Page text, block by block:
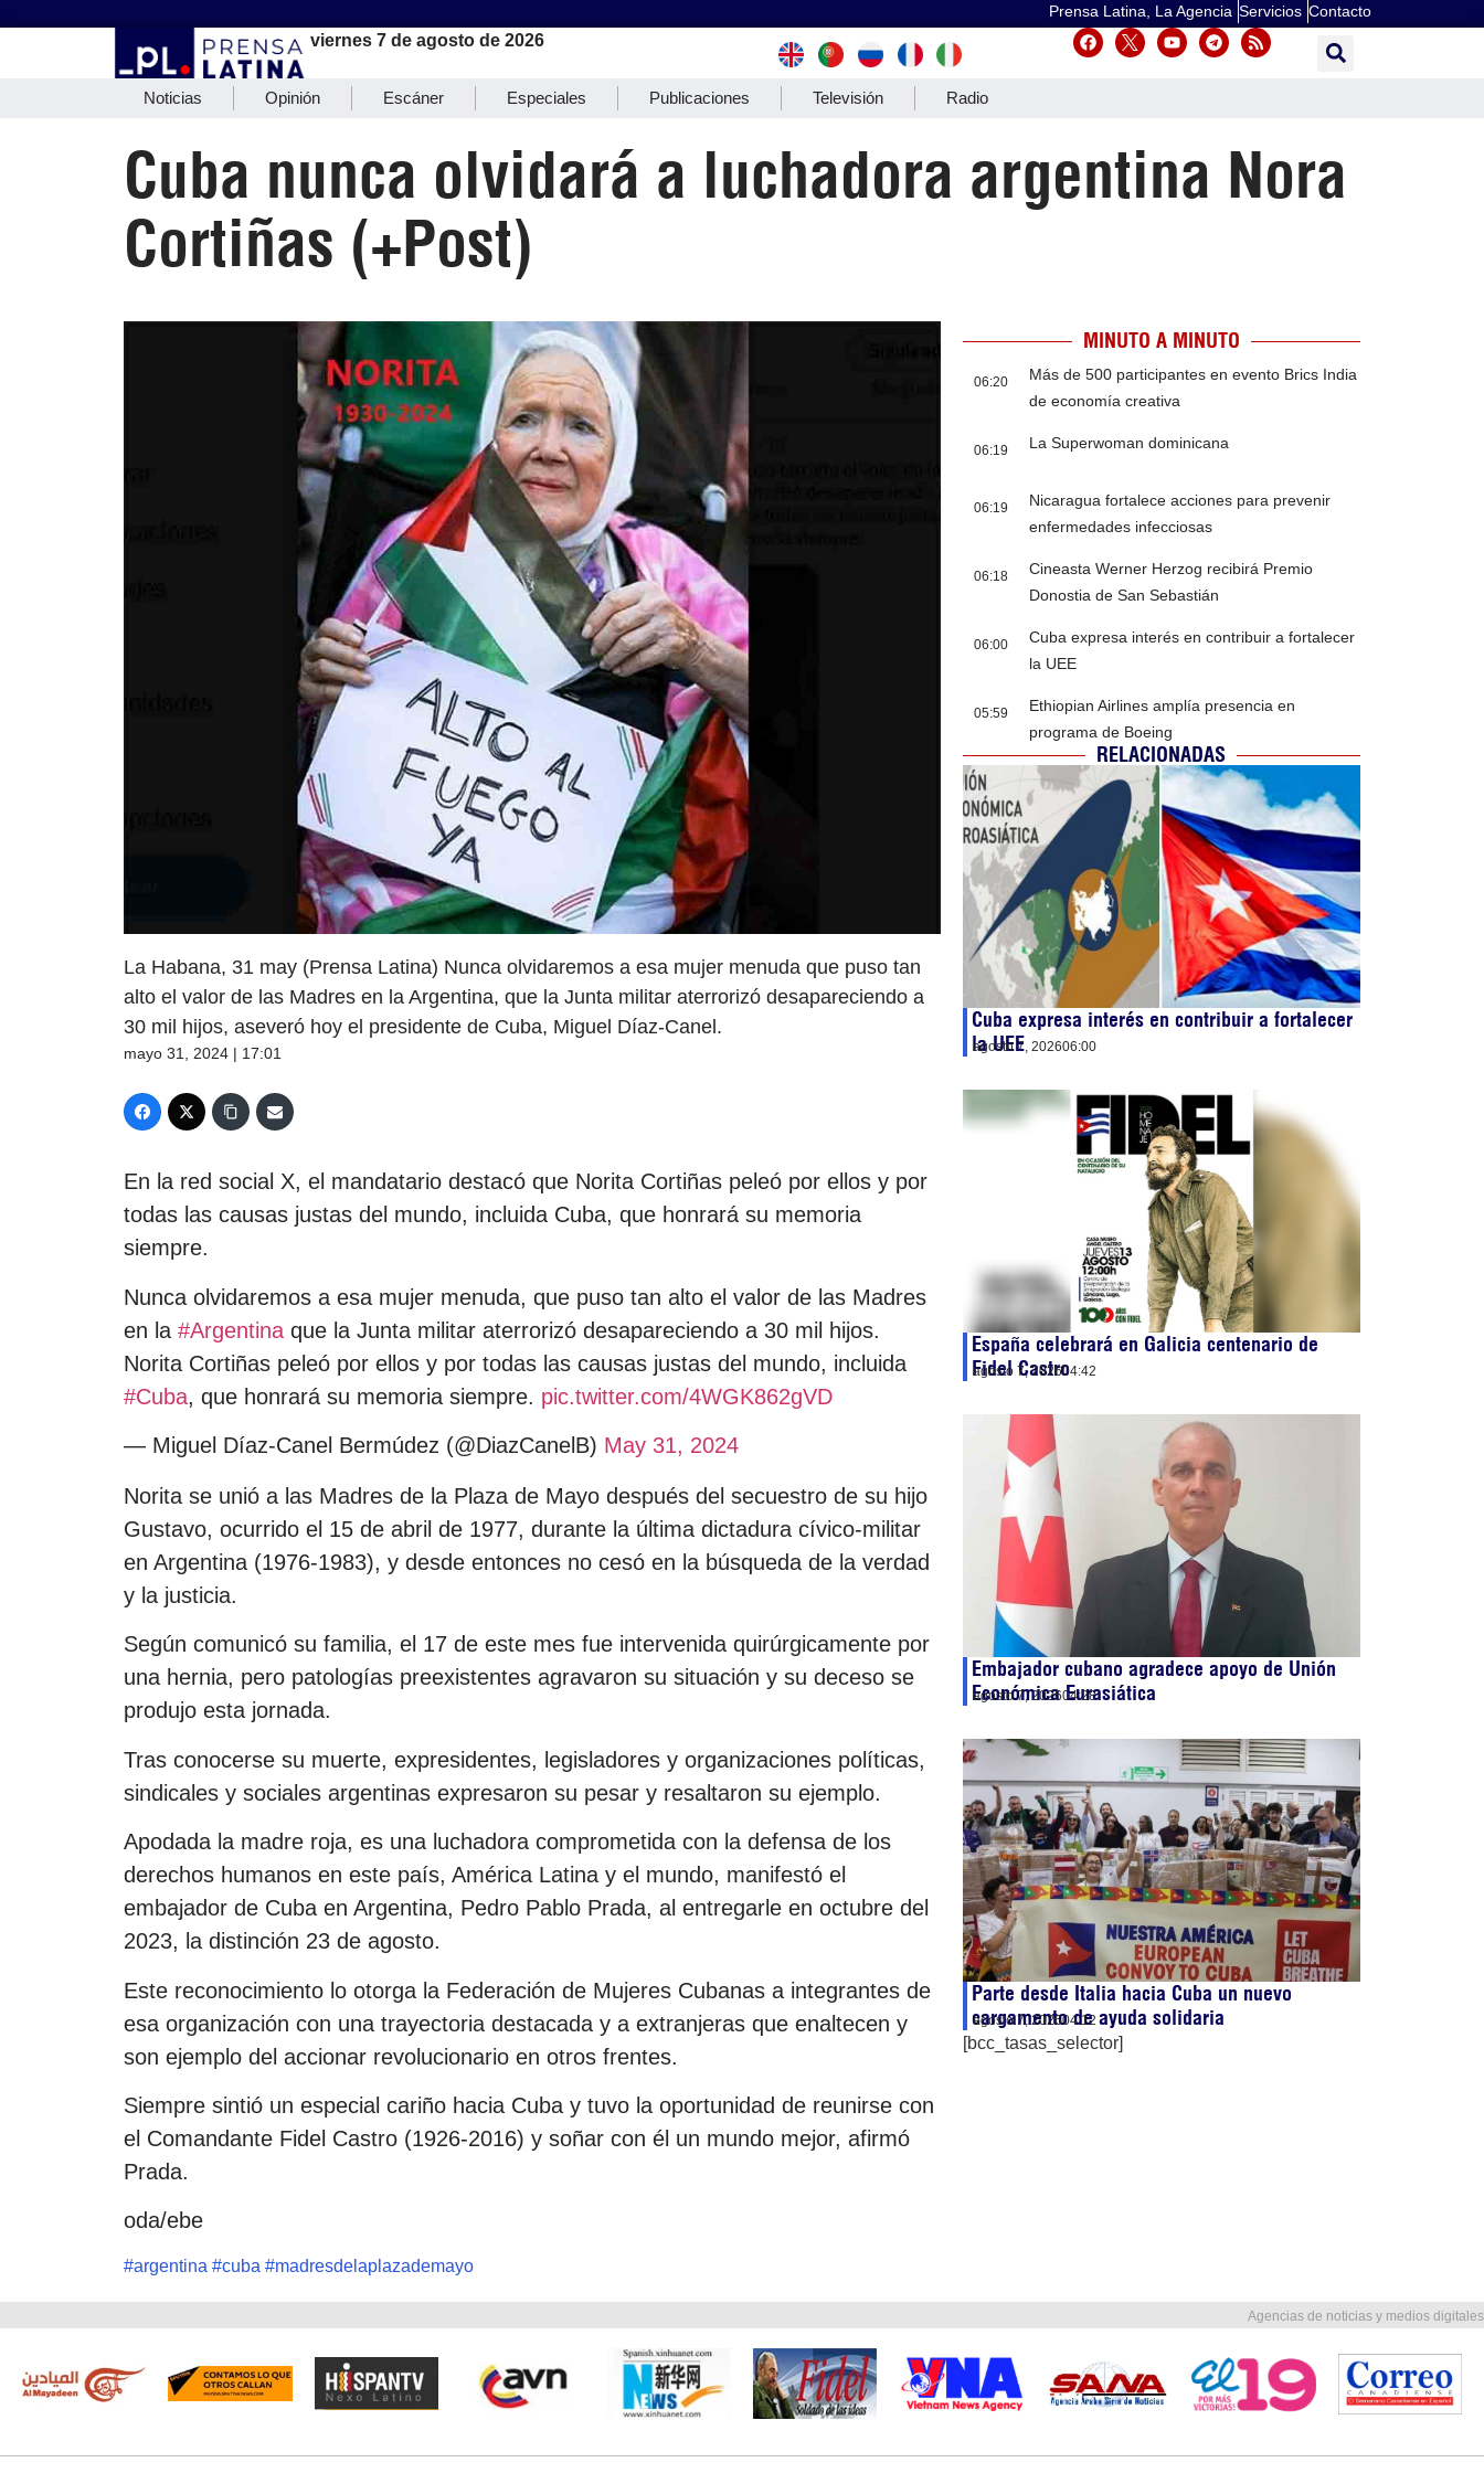
Prensa Latina, La Agencia Servicios Contacto
viernes 7 de agosto de 2026
Noticias Opinión Escáner Especiales Publicaciones Televisión Radio
Cuba nunca olvidará a luchadora argentina Nora
Cortiñas (+Post)
La Habana, 31 may (Prensa Latina) Nunca olvidaremos a esa mujer menuda que puso tan
alto el valor de las Madres en la Argentina, que la Junta militar aterrorizó desapareciendo a
30 mil hijos, aseveró hoy el presidente de Cuba, Miguel Díaz-Canel.
mayo 31, 2024 | 17:01
En la red social X, el mandatario destacó que Norita Cortiñas peleó por ellos y por
todas las causas justas del mundo, incluida Cuba, que honrará su memoria
siempre.
Nunca olvidaremos a esa mujer menuda, que puso tan alto el valor de las Madres
en la #Argentina que la Junta militar aterrorizó desapareciendo a 30 mil hijos.
Norita Cortiñas peleó por ellos y por todas las causas justas del mundo, incluida
#Cuba, que honrará su memoria siempre. pic.twitter.com/4WGK862gVD
— Miguel Díaz-Canel Bermúdez (@DiazCanelB) May 31, 2024
Norita se unió a las Madres de la Plaza de Mayo después del secuestro de su hijo
Gustavo, ocurrido el 15 de abril de 1977, durante la última dictadura cívico-militar
en Argentina (1976-1983), y desde entonces no cesó en la búsqueda de la verdad
y la justicia.
Según comunicó su familia, el 17 de este mes fue intervenida quirúrgicamente por
una hernia, pero patologías preexistentes agravaron su situación y su deceso se
produjo esta jornada.
Tras conocerse su muerte, expresidentes, legisladores y organizaciones políticas,
sindicales y sociales argentinas expresaron su pesar y resaltaron su ejemplo.
Apodada la madre roja, es una luchadora comprometida con la defensa de los
derechos humanos en este país, América Latina y el mundo, manifestó el
embajador de Cuba en Argentina, Pedro Pablo Prada, al entregarle en octubre del
2023, la distinción 23 de agosto.
Este reconocimiento lo otorga la Federación de Mujeres Cubanas a integrantes de
esa organización con una trayectoria destacada y a extranjeras que enaltecen y
son ejemplo del accionar revolucionario en otros frentes.
Siempre sintió un especial cariño hacia Cuba y tuvo la oportunidad de reunirse con
el Comandante Fidel Castro (1926-2016) y soñar con él un mundo mejor, afirmó
Prada.
oda/ebe
#argentina #cuba #madresdelaplazademayo
MINUTO A MINUTO
06:20
Más de 500 participantes en evento Brics India
de economía creativa
06:19 La Superwoman dominicana
06:19
Nicaragua fortalece acciones para prevenir
enfermedades infecciosas
06:18
Cineasta Werner Herzog recibirá Premio
Donostia de San Sebastián
06:00
Cuba expresa interés en contribuir a fortalecer
la UEE
05:59
Ethiopian Airlines amplía presencia en
programa de Boeing
RELACIONADAS
Cuba expresa interés en contribuir a fortalecer
la UEE
agosto 7, 202606:00
España celebrará en Galicia centenario de
Fidel Castro
agosto 7, 202604:42
Embajador cubano agradece apoyo de Unión
Económica Eurasiática
agosto 7, 202604:28
Parte desde Italia hacia Cuba un nuevo
cargamento de ayuda solidaria
agosto 7, 202604:12
[bcc_tasas_selector]
Agencias de noticias y medios digitales